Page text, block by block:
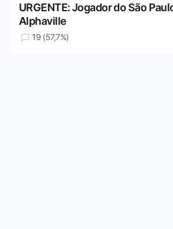
URGENTE: Jogador do São
Alphaville
19 (57,7%)